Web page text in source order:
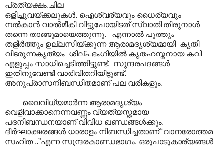
പ്രത്യക്ഷം.ചില
ഒളിച്ചുവയ്ക്കലുകള്‍. ഐശ്വര്യവും ധൈര്യവും
നല്‍കാന്‍ വാല്‍മീകി വിട്ടുപോയിടത് സ്വാതി തിരുനാള്‍
തന്നെ താങ്ങുമായെത്തുന്നു. എന്നാല്‍ പൂത്തും
തളിര്‍ത്തും ഉല്ലസിയ്ക്കുന്ന ആരാമദൃശ്യമായി കൃതി
വിടരുന്നകൃത്യം ശില്പഭംഗിയില്‍ കൃതഹസ്തനായ കവി
എളുപ്പം സാധിച്ചെടിത്തിട്ടുണ്ട്. സുന്ദരപദങ്ങൾ
ഇതിനുവേണ്ടി വാരിവിതറിയിട്ടുണ്ട്.
അനുപ്രാസനിബന്ധിതമാണ് പല വരികളും.
വൈവിധ്യമാർന്ന ആരാമദൃശ്യം
വെളിവാക്കാനെന്നവണ്ണം വ്യത്യസ്തമായ
പദനിബന്ധനയാണ് വിവിധ ഖണ്ഡങ്ങള്‍ക്കും.
ദീർഘാക്ഷരങ്ങൾ ധാരാളം നിബന്ധിച്ചതാണ് “വാനരോത്തമ
സഹിത ..”എന്ന സുന്ദരകാണ്ഡഭാ‍ഗം. ഒരുപാടുകാര്യങ്ങള്‍